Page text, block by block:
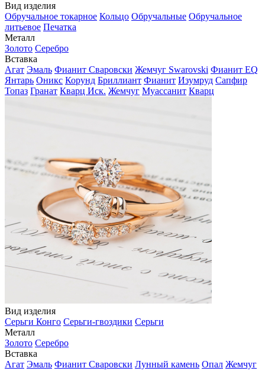
Вид изделия
Обручальное токарное Кольцо Обручальные Обручальное
литьевое Печатка
Металл
Золото Серебро
Вставка
Агат Эмаль Фианит Сваровски Жемчуг Swarovski Фианит EQ
Янтарь Оникс Корунд Бриллиант Фианит Изумруд Сапфир
Топаз Гранат Кварц Иск. Жемчуг Муассанит Кварц
Вид изделия
Серьги Конго Серьги-гвоздики Серьги
Металл
Золото Серебро
Вставка
Агат Эмаль Фианит Сваровски Лунный камень Опал Жемчуг